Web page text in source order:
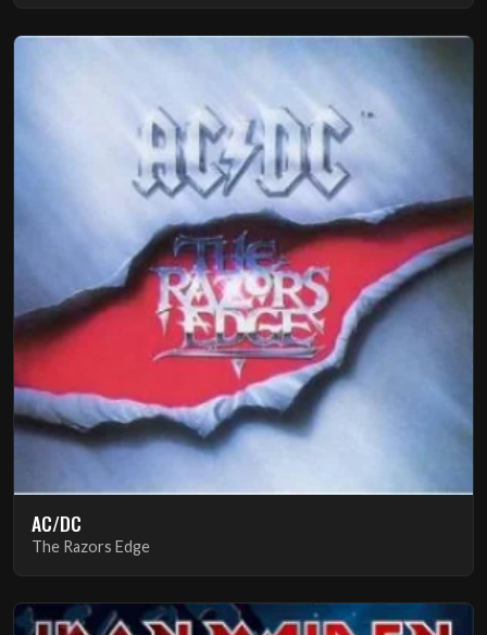
AC/DC
The Razors Edge